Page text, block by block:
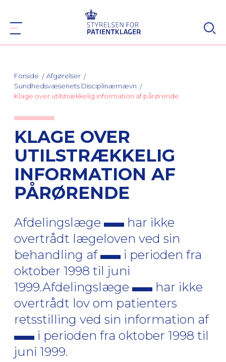
Forside
Afgørelser
Sundhedsvæsenets Disciplinærnævn
Klage over utilstrækkelig information af pårørende
KLAGE OVER
UTILSTRÆKKELIG
INFORMATION AF
PÅRØRENDE
Afdelingslæge
har ikke
overtrådt lægeloven ved sin
behandling af
i perioden fra
oktober 1998 til juni
1999.Afdelingslæge
har ikke
overtrådt lov om patienters
retsstilling ved sin information af
i perioden fra oktober 1998 til
juni 1999.